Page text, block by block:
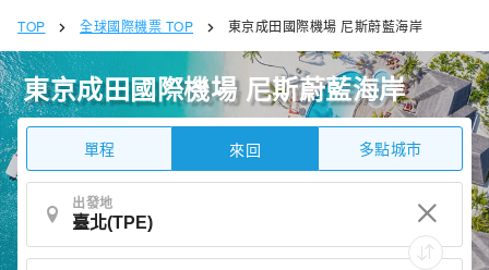
TOP 全球國際機票 TOP 東京成田國際機場 尼斯蔚藍海岸
東京成田國際機場 尼斯蔚藍海岸
單程 來回 多點城市
出發地